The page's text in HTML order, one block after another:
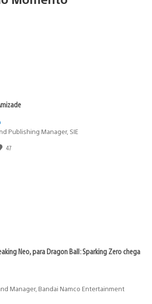
Publishing Manager, SIE
47
Neo, para Dragon Ball: Sparking Zero chega
Manager, Bandai Namco Entertainment